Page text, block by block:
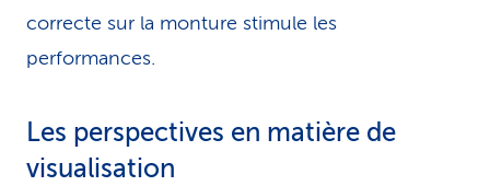
correcte sur la monture stimule les
performances.
Les perspectives en matière de
visualisation